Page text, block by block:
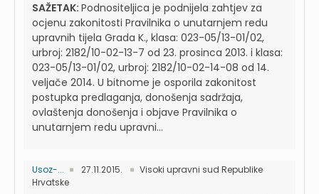
SAŽETAK: Podnositeljica je podnijela zahtjev za
ocjenu zakonitosti Pravilnika o unutarnjem redu
upravnih tijela Grada K., klasa: 023-05/13-01/02,
urbroj: 2182/10-02-13-7 od 23. prosinca 2013. i klasa:
023-05/13-01/02, urbroj: 2182/10-02-14-08 od 14.
veljače 2014. U bitnome je osporila zakonitost
postupka predlaganja, donošenja sadržaja,
ovlaštenja donošenja i objave Pravilnika o
unutarnjem redu upravni...
Usoz-... 27.11.2015.
Visoki upravni sud Republike
Hrvatske